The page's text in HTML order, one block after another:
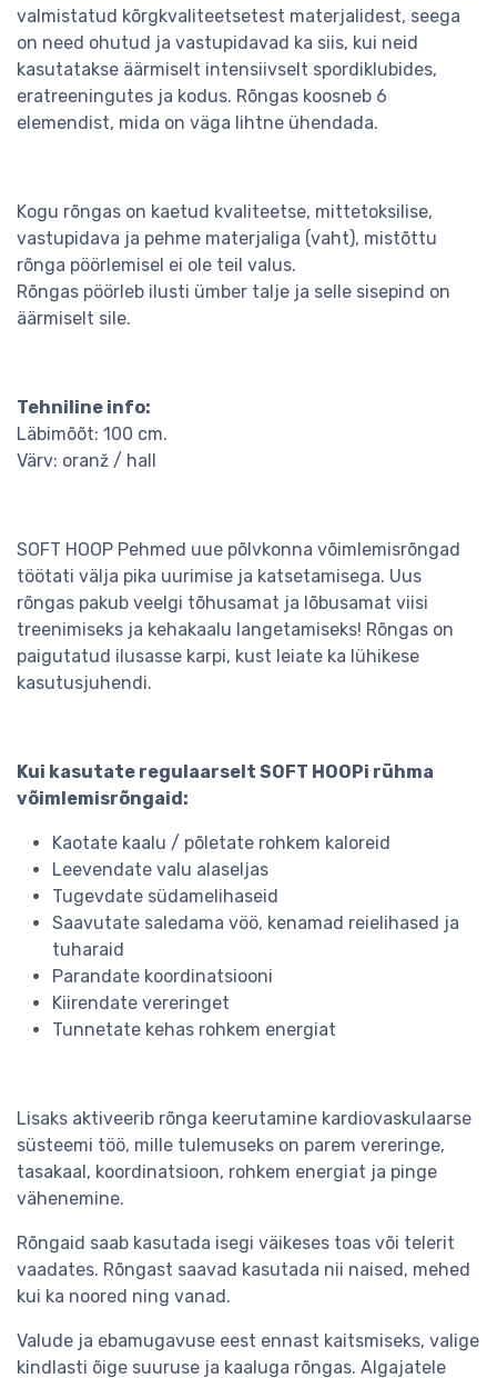
valmistatud kõrgkvaliteetsetest materjalidest, seega
on need ohutud ja vastupidavad ka siis, kui neid
kasutatakse äärmiselt intensiivselt spordiklubides,
eratreeningutes ja kodus. Rõngas koosneb 6
elemendist, mida on väga lihtne ühendada.
Kogu rõngas on kaetud kvaliteetse, mittetoksilise,
vastupidava ja pehme materjaliga (vaht), mistõttu
rõnga pöörlemisel ei ole teil valus.
Rõngas pöörleb ilusti ümber talje ja selle sisepind on
äärmiselt sile.
Tehniline info:
Läbimõõt: 100 cm.
Värv: oranž / hall
SOFT HOOP Pehmed uue põlvkonna võimlemisrõngad
töötati välja pika uurimise ja katsetamisega. Uus
rõngas pakub veelgi tõhusamat ja lõbusamat viisi
treenimiseks ja kehakaalu langetamiseks! Rõngas on
paigutatud ilusasse karpi, kust leiate ka lühikese
kasutusjuhendi.
Kui kasutate regulaarselt SOFT HOOPi rühma
võimlemisrõngaid:
Kaotate kaalu / põletate rohkem kaloreid
Leevendate valu alaseljas
Tugevdate südamelihaseid
Saavutate saledama vöö, kenamad reielihased ja
tuharaid
Parandate koordinatsiooni
Kiirendate vereringet
Tunnetate kehas rohkem energiat
Lisaks aktiveerib rõnga keerutamine kardiovaskulaarse
süsteemi töö, mille tulemuseks on parem vereringe,
tasakaal, koordinatsioon, rohkem energiat ja pinge
vähenemine.
Rõngaid saab kasutada isegi väikeses toas või telerit
vaadates. Rõngast saavad kasutada nii naised, mehed
kui ka noored ning vanad.
Valude ja ebamugavuse eest ennast kaitsmiseks, valige
kindlasti õige suuruse ja kaaluga rõngas. Algajatele